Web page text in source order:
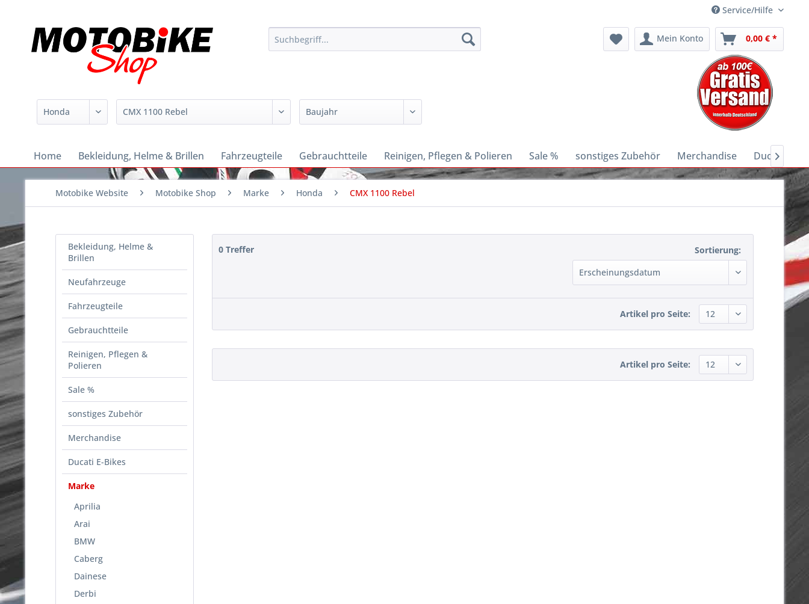
Service/Hilfe
Mein Konto 0,00 € *
Home Bekleidung, Helme & Brillen Fahrzeugteile Gebrauchtteile Reinigen, Pflegen & Polieren Sale % sonstiges Zubehör Merchandise Ducati E-

Motobike Website Motobike Shop Marke Honda CMX 1100 Rebel
Bekleidung, Helme &
Brillen
Neufahrzeuge
Fahrzeugteile
Gebrauchtteile
Reinigen, Pflegen &
Polieren
Sale %
sonstiges Zubehör
Merchandise
Ducati E-Bikes
Marke
Aprilia
Arai
BMW
Caberg
Dainese
Derbi
0 Treffer Sortierung:
Artikel pro Seite:
Artikel pro Seite: